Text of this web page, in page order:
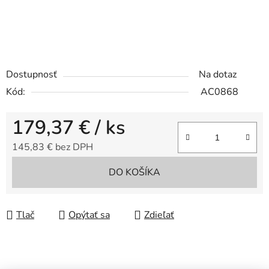
Dostupnosť
Na dotaz
Kód:
AC0868
179,37 €/ ks
145,83 € bez DPH
DO KOŠÍKA
Tlač Opýtať sa Zdieľať